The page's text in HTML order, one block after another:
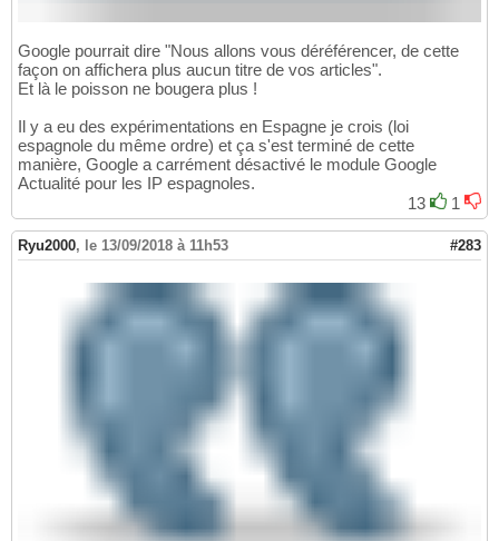
Google pourrait dire "Nous allons vous déréférencer, de cette
façon on affichera plus aucun titre de vos articles".
Et là le poisson ne bougera plus !
Il y a eu des expérimentations en Espagne je crois (loi
espagnole du même ordre) et ça s'est terminé de cette
manière, Google a carrément désactivé le module Google
Actualité pour les IP espagnoles.
13
1
Ryu2000, le 13/09/2018 à 11h53 #283